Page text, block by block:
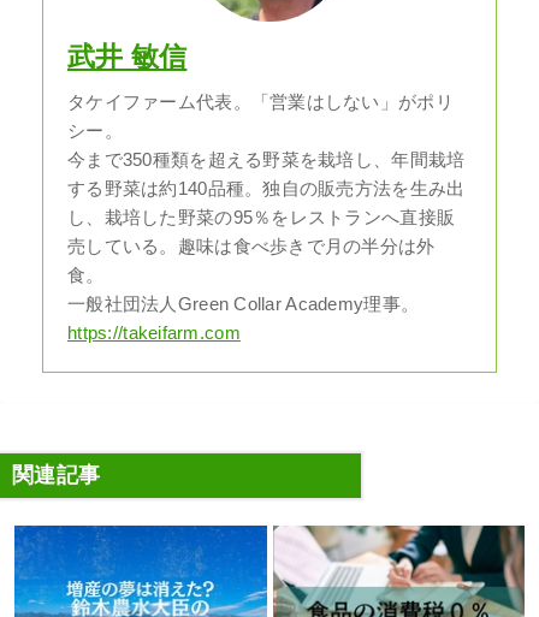
武井 敏信
タケイファーム代表。「営業はしない」がポリ
シー。
今まで350種類を超える野菜を栽培し、年間栽培
する野菜は約140品種。独自の販売方法を生み出
し、栽培した野菜の95％をレストランへ直接販
売している。趣味は食べ歩きで月の半分は外
食。
一般社団法人Green Collar Academy理事。
https://takeifarm.com
関連記事